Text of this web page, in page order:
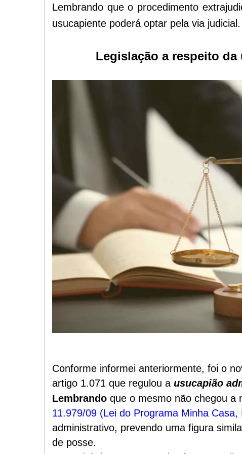
Lembrando que o procedimento
usucapiente poderá optar pela via judicial.
Legislação a respeito
Conforme informei anteriormente, foi o
artigo 1.071 que regulou a usucapião
Lembrando que o mesmo não chegou a
11.979/09 (Lei do Programa Minha Casa,
administrativo, prevendo uma figura
de posse.